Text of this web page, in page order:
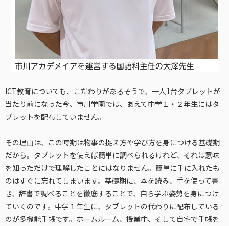
ICT教育についても、こだわりがあるそうで、一人1台タブレットが
当たり前になった今、市川学園では、あえて中学１・２年生にはタ
ブレットを配布していません。
その理由は、この時期は物事の捉え方や学び方を身につける基礎期
だから。タブレットを使えば簡単に調べられるけれど、それは意味
を知っただけで理解したことにはなりません。簡単に手に入れたも
のはすぐに忘れてしまいます。基礎期に、本を読み、手を使って書
き、辞書で調べることを徹底することで、自ら学ぶ姿勢を身につけ
ていくのです。中学１年生に、タブレットの代わりに配布している
のが多機能手帳です。ホームルーム、授業中、そして自宅で手帳を